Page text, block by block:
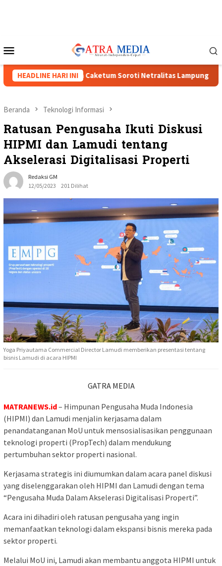
Mobile
HEADLINE HARI INI
Menguat, Tiga Caketum Soroti Netralitas Lampung dan Dugaan
Beranda Teknologi Informasi
Ratusan Pengusaha Ikuti Diskusi
HIPMI dan Lamudi tentang
Akselerasi Digitalisasi Properti
Redaksi GM
12/05/2023
201 Dilihat
Yoga Priyautama Commercial Director Lamudi memberikan presentasi tentang
bisnis Lamudi di acara HIPMI
GATRA MEDIA
MATRANEWS.id– Himpunan Pengusaha Muda Indonesia
(HIPMI) dan Lamudi menjalin kerjasama dalam
penandatanganan MoU untuk mensosialisasikan penggunaan
teknologi properti (PropTech) dalam mendukung
pertumbuhan sektor properti nasional.
Kerjasama strategis ini diumumkan dalam acara panel diskusi
yang diselenggarakan oleh HIPMI dan Lamudi dengan tema
“Pengusaha Muda Dalam Akselerasi Digitalisasi Properti”.
Acara ini dihadiri oleh ratusan pengusaha yang ingin
memanfaatkan teknologi dalam ekspansi bisnis mereka pada
sektor properti.
Melalui MoU ini, Lamudi akan membantu anggota HIPMI untuk